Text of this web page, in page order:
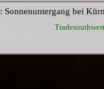
Sonnenuntergang bei